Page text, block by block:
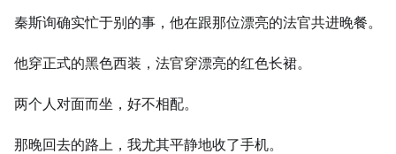
秦斯询确实忙于别的事，他在跟那位漂亮的法官共进晚餐。
他穿正式的黑色西装，法官穿漂亮的红色长裙。
两个人对面而坐，好不相配。
那晚回去的路上，我尤其平静地收了手机。